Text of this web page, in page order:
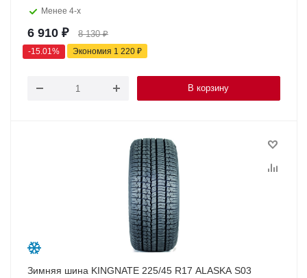
Менее 4-х
6 910 ₽ 8 130₽
-15.01% Экономия 1 220 ₽
В корзину
Зимняя шина KINGNATE 225/45 R17 ALASKA S03